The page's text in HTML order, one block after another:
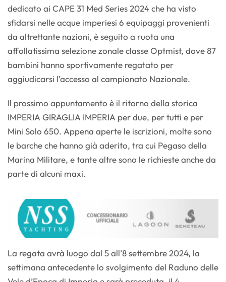
dedicato ai CAPE 31 Med Series 2024 che ha visto
sfidarsi nelle acque imperiesi 6 equipaggi provenienti
da altrettante nazioni, è seguito a ruota una
affollatissima selezione zonale classe Optmist, dove 87
bambini hanno sportivamente regatato per
aggiudicarsi l’accesso al campionato Nazionale.
Il prossimo appuntamento è il ritorno della storica
IMPERIA GIRAGLIA IMPERIA per due, per tutti e per
Mini Solo 650. Appena aperte le iscrizioni, molte sono
le barche che hanno già aderito, tra cui Pegaso della
Marina Militare, e tante altre sono le richieste anche da
parte di alcuni maxi.
La regata avrà luogo dal 5 all’8 settembre 2024, la
settimana antecedente lo svolgimento del Raduno delle